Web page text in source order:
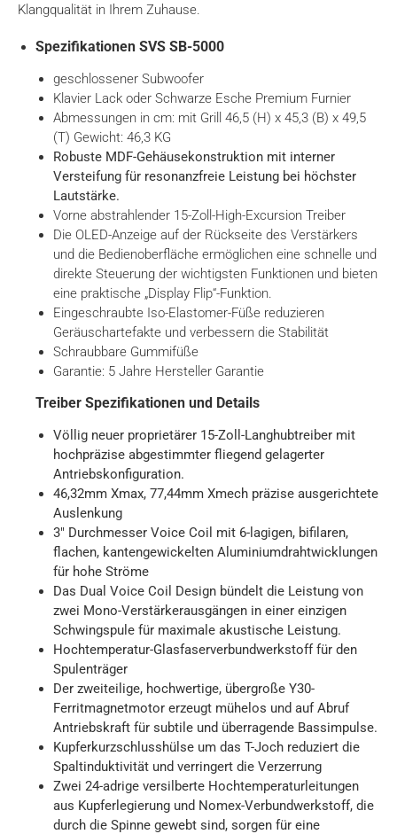
Klangqualität in Ihrem Zuhause.
Spezifikationen SVS SB-5000
geschlossener Subwoofer
Klavier Lack oder Schwarze Esche Premium Furnier
Abmessungen in cm: mit Grill 46,5 (H) x 45,3 (B) x 49,5
(T) Gewicht: 46,3 KG
Robuste MDF-Gehäusekonstruktion mit interner
Versteifung für resonanzfreie Leistung bei höchster
Lautstärke.
Vorne abstrahlender 15-Zoll-High-Excursion Treiber
Die OLED-Anzeige auf der Rückseite des Verstärkers
und die Bedienoberfläche ermöglichen eine schnelle und
direkte Steuerung der wichtigsten Funktionen und bieten
eine praktische „Display Flip“-Funktion.
Eingeschraubte Iso-Elastomer-Füße reduzieren
Geräuschartefakte und verbessern die Stabilität
Schraubbare Gummifüße
Garantie: 5 Jahre Hersteller Garantie
Treiber Spezifikationen und Details
Völlig neuer proprietärer 15-Zoll-Langhubtreiber mit
hochpräzise abgestimmter fliegend gelagerter
Antriebskonfiguration.
46,32mm Xmax, 77,44mm Xmech präzise ausgerichtete
Auslenkung
3″ Durchmesser Voice Coil mit 6-lagigen, bifilaren,
flachen, kantengewickelten Aluminiumdrahtwicklungen
für hohe Ströme
Das Dual Voice Coil Design bündelt die Leistung von
zwei Mono-Verstärkerausgängen in einer einzigen
Schwingspule für maximale akustische Leistung.
Hochtemperatur-Glasfaserverbundwerkstoff für den
Spulenträger
Der zweiteilige, hochwertige, übergroße Y30-
Ferritmagnetmotor erzeugt mühelos und auf Abruf
Antriebskraft für subtile und überragende Bassimpulse.
Kupferkurzschlusshülse um das T-Joch reduziert die
Spaltinduktivität und verringert die Verzerrung
Zwei 24-adrige versilberte Hochtemperaturleitungen
aus Kupferlegierung und Nomex-Verbundwerkstoff, die
durch die Spinne gewebt sind, sorgen für eine